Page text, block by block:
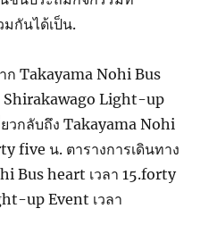
กันได้เป็น.
ก Takayama Nohi Bus
Shirakawago Light-up
ยวกลับถึง Takayama Nohi
five น. ตารางการเดินทาง
Bus heart เวลา 15.forty
up Event เวลา